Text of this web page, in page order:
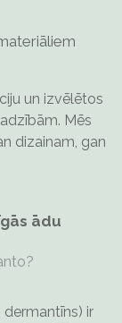
un izvēlētos
Mēs
dizainam, gan
ādu
dermantīns) ir